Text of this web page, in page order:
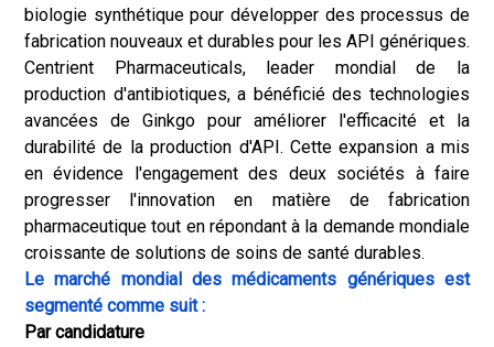
biologie synthétique pour développer des processus de
fabrication nouveaux et durables pour les API génériques.
Centrient Pharmaceuticals, leader mondial de la
production d'antibiotiques, a bénéficié des technologies
avancées de Ginkgo pour améliorer l'efficacité et la
durabilité de la production d'API. Cette expansion a mis
en évidence l'engagement des deux sociétés à faire
progresser l'innovation en matière de fabrication
pharmaceutique tout en répondant à la demande mondiale
croissante de solutions de soins de santé durables.
Le marché mondial des médicaments génériques est
segmenté comme suit :
Par candidature